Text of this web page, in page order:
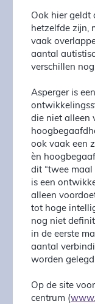
Ook hier geldt
hetzelfde zijn,
vaak
aantal
verschillen
Asperger is
die niet alleen
ook vaak een
èn
dit “twee maal
is een
alleen
tot hoge
nog niet
in de eerste
aantal
worden
Op de site
centrum (